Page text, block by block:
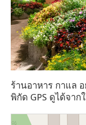
ร้านอาหาร กาแล
พิกัด GPS ดูได้จาก